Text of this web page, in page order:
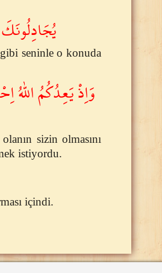
seninle o konuda
وَاِذْ يَعِدُكُمُ اللّٰهُ
sizin olmasını
istiyordu.
içindi.